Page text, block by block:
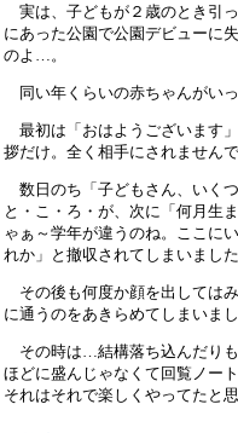
実は、子どもが２歳のとき引
にあった公園で公園デビューに
のよ…。
同い年くらいの赤ちゃんがい
最初は「おはようございます
拶だけ。全く相手にされませんで
数日のち「子どもさん、いく
と・こ・ろ・が、次に「何月生
ゃぁ～学年が違うのね。ここに
れか」と撤収されてしまいまし
その後も何度か顔を出しては
に通うのをあきらめてしまいまし
その時は…結構落ち込んだり
ほどに盛んじゃなくて回覧ノー
それはそれで楽しくやってたと思